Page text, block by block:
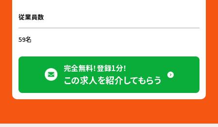
従業員数
59名
完全無料！登録1分！
この求人を紹介してもらう